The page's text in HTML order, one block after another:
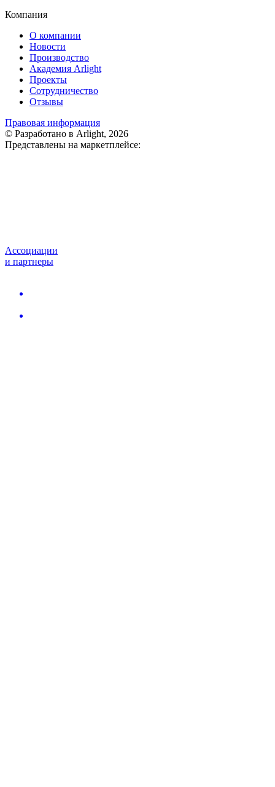
Компания
О компании
Новости
Производство
Академия Arlight
Проекты
Сотрудничество
Отзывы
Правовая информация
© Разработано в Arlight, 2026
Представлены на маркетплейсе:
Ассоциации
и партнеры